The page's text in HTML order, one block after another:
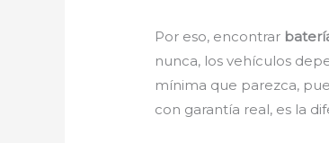
Por eso, encontrar
nunca, los vehículos
mínima que parezca,
con garantía real, es la